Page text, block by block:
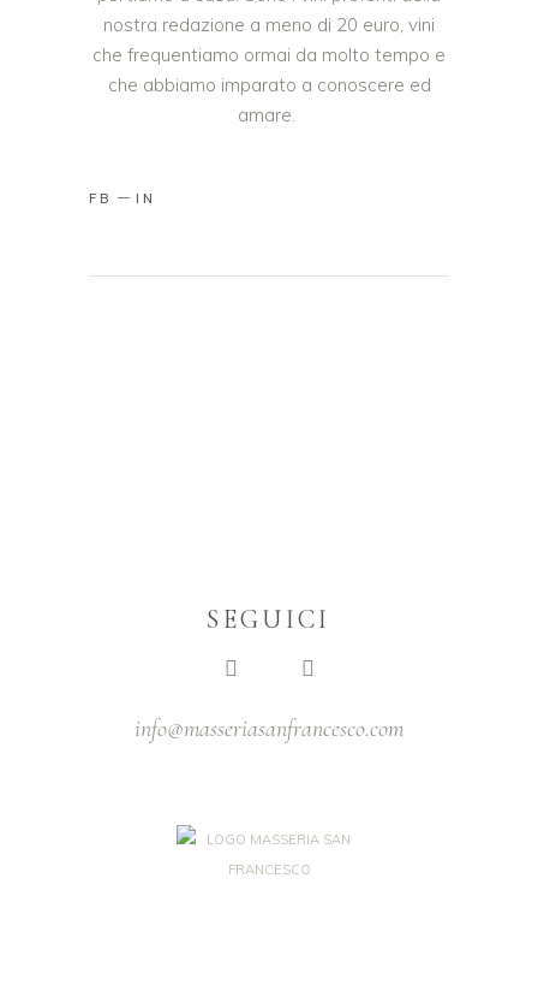
nostra redazione a meno di 20 euro, vini
che frequentiamo ormai da molto tempo e
che abbiamo imparato a conoscere ed
amare.
FB IN
SEGUICI
info@masseriasanfrancesco.com